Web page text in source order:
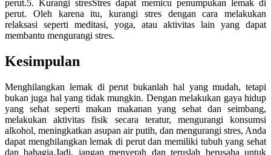
perut.5. Kurangi stresStres dapat memicu penumpukan lemak di
perut. Oleh karena itu, kurangi stres dengan cara melakukan
relaksasi seperti meditasi, yoga, atau aktivitas lain yang dapat
membantu mengurangi stres.
Kesimpulan
Menghilangkan lemak di perut bukanlah hal yang mudah, tetapi
bukan juga hal yang tidak mungkin. Dengan melakukan gaya hidup
yang sehat seperti makan makanan yang sehat dan seimbang,
melakukan aktivitas fisik secara teratur, mengurangi konsumsi
alkohol, meningkatkan asupan air putih, dan mengurangi stres, Anda
dapat menghilangkan lemak di perut dan memiliki tubuh yang sehat
dan bahagia.Jadi, jangan menyerah dan teruslah berusaha untuk